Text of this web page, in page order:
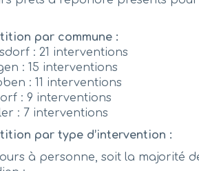
par commune :
: 21 interventions
: 15 interventions
: 11 interventions
: 9 interventions
: 7 interventions
par type d’intervention :
à personne, soit la majorité